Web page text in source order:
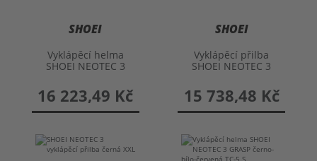
SHOEI
Vyklápěcí helma
SHOEI NEOTEC 3
16 223,49 Kč
SHOEI
Vyklápěcí přilba
SHOEI NEOTEC 3
15 738,48 Kč